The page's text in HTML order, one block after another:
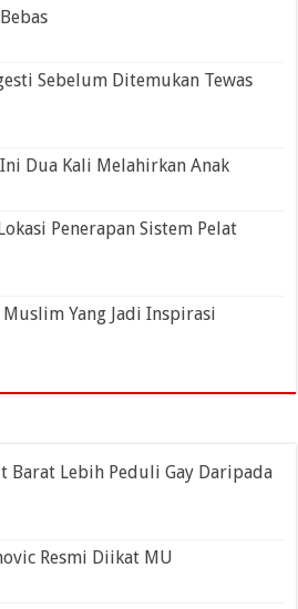
Sebelum Ditemukan Tewas
Dua Kali Melahirkan Anak
Penerapan Sistem Pelat
Yang Jadi Inspirasi
Barat Lebih Peduli Gay Daripada
Resmi Diikat MU